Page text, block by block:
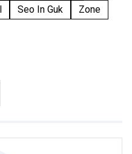
Seo In Guk
Zone